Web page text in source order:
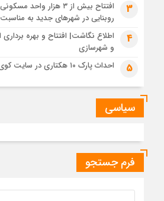
1 سال قبل
تعامل میان دستگاه‌های خدمات‌رسان،
شهرسازی و مدیرعامل برق مشهد
شتاب در پروژه باند دوم باباحیدر_
ماده ۲۳
1 سال قبل
تعیین تکلیف اراضی موسوم به شهرک
زیربنایی استان تهران
مسکن سمنان
3
روبنایی در شهرهای جدید به
4
اطلاع نگاشت| افتتاح و بهره برداری
و شهرسازی
5 احداث پارک ۱۰ هکتاری در سایت کوی زیتون شهر زنجان
سیاسی
فرم جستجو